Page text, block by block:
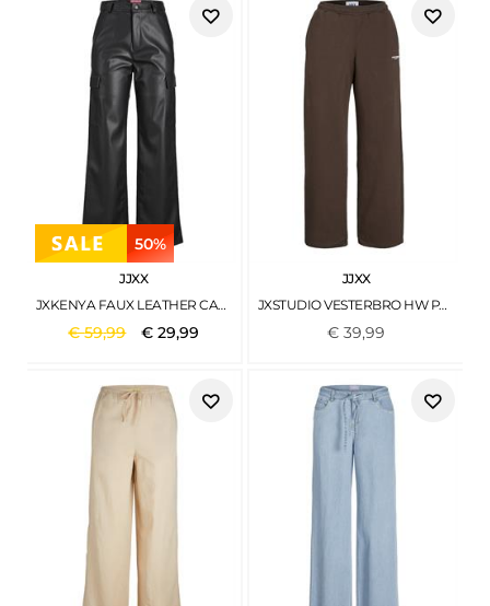
50%
JJXX
JXKENYA FAUX LEATHER CARGO PANTS BLACK
€59,99 €29,99
JJXX
JXSTUDIO VESTERBRO HW PANT SWT NOOS BRACKEN
€39,99